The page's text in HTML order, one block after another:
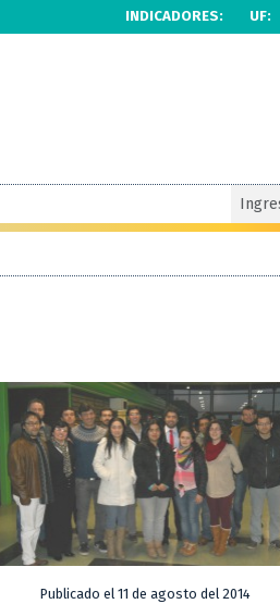
INDICADORES: UF:
Publicado el 11 de agosto del 2014